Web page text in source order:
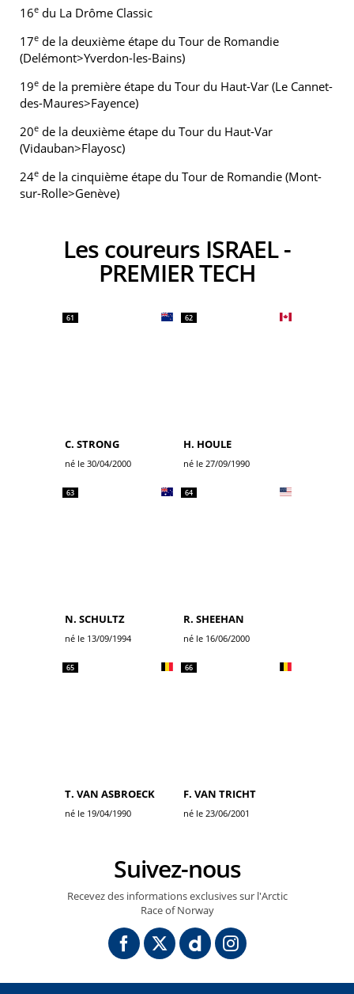
16e du La Drôme Classic
17e de la deuxième étape du Tour de Romandie
(Delémont>Yverdon-les-Bains)
19e de la première étape du Tour du Haut-Var (Le Cannet-
des-Maures>Fayence)
20e de la deuxième étape du Tour du Haut-Var
(Vidauban>Flayosc)
24e de la cinquième étape du Tour de Romandie (Mont-
sur-Rolle>Genève)
Les coureurs ISRAEL -
PREMIER TECH
61
C. STRONG
né le 30/04/2000
62
H. HOULE
né le 27/09/1990
63
N. SCHULTZ
né le 13/09/1994
64
R. SHEEHAN
né le 16/06/2000
65
T. VAN ASBROECK
né le 19/04/1990
66
F. VAN TRICHT
né le 23/06/2001
Suivez-nous
Recevez des informations exclusives sur l'Arctic
Race of Norway